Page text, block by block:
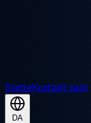
StøtteKontakt salg
DA